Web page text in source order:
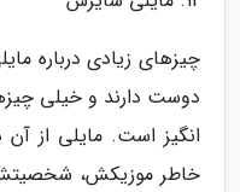
چیزهای زیادی درباره
دوست دارند و خیلی
انگیز است. مایلی از
خاطر موزیکش، شخصیتش